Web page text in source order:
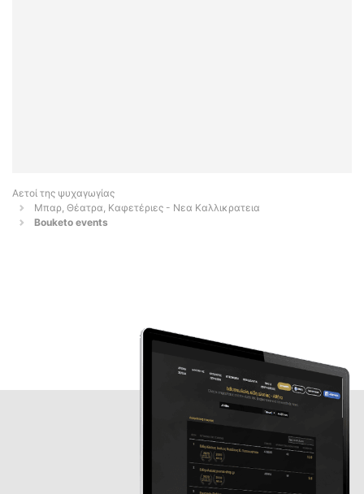
Αετοί της ψυχαγωγίας
Μπαρ, Θέατρα, Καφετέριες - Νεα Καλλικρατεια
Bouketo events